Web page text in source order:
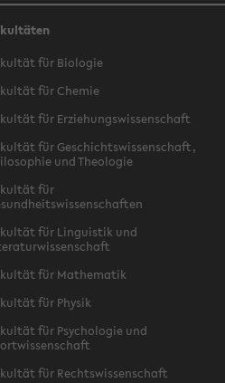
für Biologie
für Chemie
für Erziehungswissenschaft
für Geschichtswissenschaft,
und Theologie
für
für Linguistik und
für Mathematik
für Physik
für Psychologie und
für Rechtswissenschaft